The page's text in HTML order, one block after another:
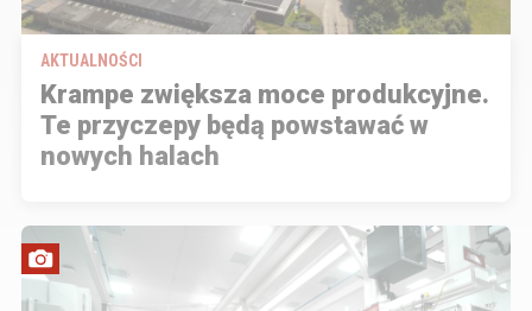
AKTUALNOŚCI
Krampe zwiększa moce produkcyjne.
Te przyczepy będą powstawać w
nowych halach